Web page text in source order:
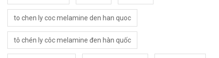
to chen ly coc melamine den han quoc
tô chén ly côc melamine đen hàn quốc